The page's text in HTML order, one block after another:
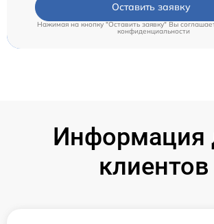
Оставить заявку
Нажимая на кнопку "Оставить заявку" Вы
конфиденциальности
Информация
клиентов